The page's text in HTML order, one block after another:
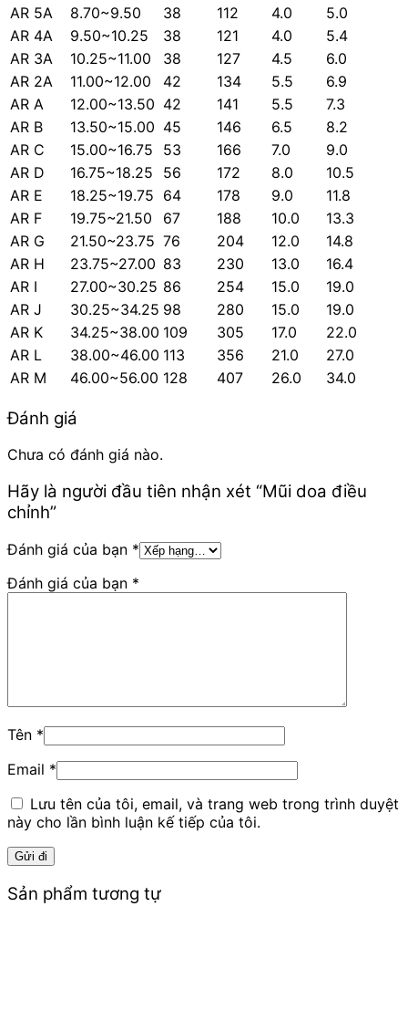
AR 5A
8.70~9.50 38 112 4.0
5.0
AR 4A
9.50~10.25 38 121 4.0
5.4
AR 3A
10.25~11.00 38 127 4.5
6.0
AR 2A
11.00~12.00 42 134 5.5
6.9
AR A
12.00~13.50 42 141 5.5
7.3
AR B
13.50~15.00 45 146 6.5
8.2
AR C
15.00~16.75 53 166 7.0
9.0
AR D
16.75~18.25 56 172 8.0
10.5
AR E
18.25~19.75 64 178 9.0
11.8
AR F
19.75~21.50 67 188 10.0
13.3
AR G
21.50~23.75 76 204 12.0
14.8
AR H
23.75~27.00 83 230 13.0
16.4
AR I
27.00~30.25 86 254 15.0
19.0
AR J
30.25~34.25 98 280 15.0
19.0
AR K
34.25~38.00 109 305 17.0
22.0
AR L
38.00~46.00 113 356 21.0
27.0
AR M
46.00~56.00 128 407 26.0 34.0
Đánh giá
Chưa có đánh giá nào.
Hãy là người đầu tiên nhận xét “Mũi doa điều
chỉnh”
Đánh giá của bạn *
Đánh giá của bạn *
Tên *
Email *
Lưu tên của tôi, email, và trang web trong trình duyệt
này cho lần bình luận kế tiếp của tôi.
Sản phẩm tương tự